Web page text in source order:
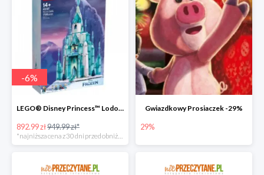
-6%
LEGO® Disney Princess™ Lodowy zamek
892.99 zł949.99 zł*
Gwiazdkowy Prosiaczek -29%
29%